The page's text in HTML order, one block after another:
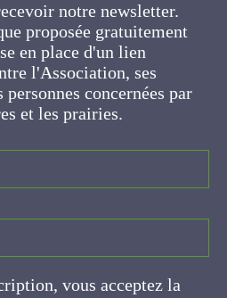
vise la mise en place
vivant entre l'Association,
les personnes
fourragères et les
vous acceptez la
de ce site